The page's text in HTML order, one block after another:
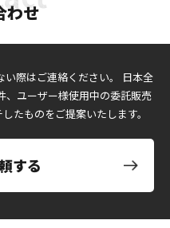
わせ
際はご連絡ください。
日本全
、ユーザー様使用中の委託販売
たものをご提案いたします。
する